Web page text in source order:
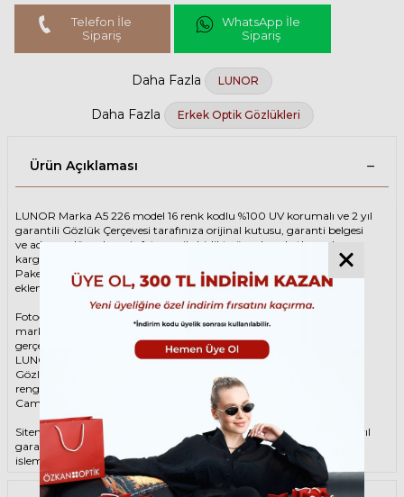
Telefon İle
Sipariş
WhatsApp İle
Sipariş
Daha Fazla LUNOR
Daha Fazla Erkek Optik Gözlükleri
Ürün Açıklaması
LUNOR Marka A5 226 model 16 renk kodlu %100 UV korumalı ve 2 yıl
garantili Gözlük Çerçevesi tarafınıza orijinal kutusu, garanti belgesi
ve adınıza düzenlenmiş faturası ile birlikte özenle paketlenerek
kargoya teslim edilir.
Paketinize ek olarak silme bezi ve temizleme spreyi ücretsiz olarak
eklenmektedir.
Fotoğraftaki Gözlük Çerçevesi kutusu gösterim amaçlı olup
markanın orijinal alternatiflerinden gönderim
gerçekleştirilebilmektedir.
LUNOR Unisex Kahverengi Gözlük ÇerçevesiLUNOR A5 226 16 48
Gözlük Çerçevesi çerçeve şekli Oval, hammaddesi Asetat, çerçeve
rengi Kahverengi renktir.
Camlar %100 korumalı renkli camların materyali ‘dir.
Sitemizden alacağınız LUNOR Gözlük Çerçevesi %100 orijinal ve 2 yıl
garantilidir. Garanti kapsamındaki tüm parça değişim ve tamir
işlemlerini
ÖZKAN OPTİKmağazalarından ücretsiz olarak destek
alabilirsiniz.